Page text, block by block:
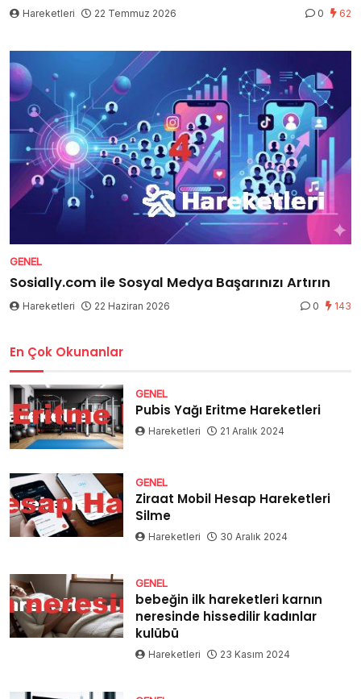
Hareketleri 22 Temmuz 2026 0 62
GENEL
Sosially.com ile Sosyal Medya Başarınızı Artırın
Hareketleri 22 Haziran 2026 0 143
En Çok Okunanlar
GENEL
Pubis Yağı Eritme Hareketleri
Hareketleri 21 Aralık 2024
GENEL
Ziraat Mobil Hesap Hareketleri
Silme
Hareketleri 30 Aralık 2024
GENEL
bebeğin ilk hareketleri karnın
neresinde hissedilir kadınlar
kulübü
Hareketleri 23 Kasım 2024